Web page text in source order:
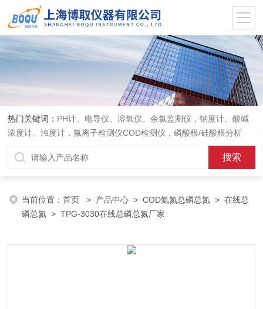
热门关键词： PH计、电导仪、溶氧仪、余氯监测仪，钠度计、酸碱
浓度计、浊度计，氟离子检测仪COD检测仪，磷酸根/硅酸根分析
仪，PH电极、溶氧电极、电导电极
当前位置：首页 > 产品中心 >COD氨氮总磷总氮 >在线总
磷总氮 > TPG-3030在线总磷总氮厂家